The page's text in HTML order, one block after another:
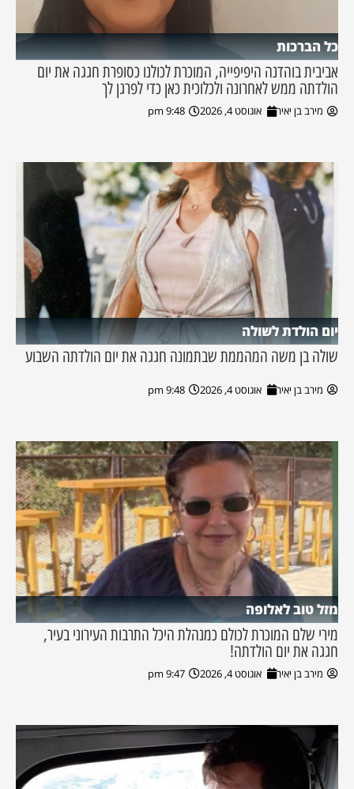
כל הברכות
אביבית בוהדנה היפיפייה, המוכרת לכולנו כסופרת חגגה את יום
הולדתה ממש לאחרונה ולכלוכית כאן כדי לפרגן לך
מירב בן יאיר אוגוסט 4, 2026 9:48 pm
יום הולדת לשולה
שולה בן משה המהממת שבתמונה חגגה את יום הולדתה השבוע
מירב בן יאיר אוגוסט 4, 2026 9:48 pm
מזל טוב לאלופה
מירי שלם המוכרת לכולם כמנהלת היכל התרבות העירוני בעיר,
חגגה את יום הולדתה!
מירב בן יאיר אוגוסט 4, 2026 9:47 pm